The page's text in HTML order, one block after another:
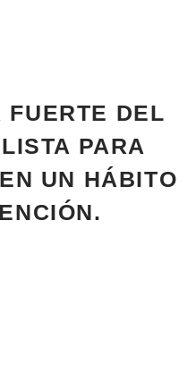
FUERTE DEL
PARA
UN HÁBITO